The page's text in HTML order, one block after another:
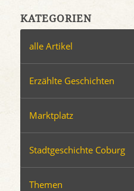
KATEGORIEN
alle Artikel
Erzählte Geschichten
Marktplatz
Stadtgeschichte Coburg
Themen